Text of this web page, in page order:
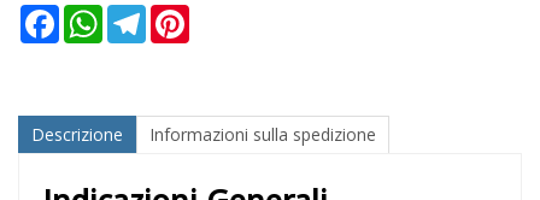
FacebookWhatsAppTelegram
Descrizione Informazioni sulla spedizione